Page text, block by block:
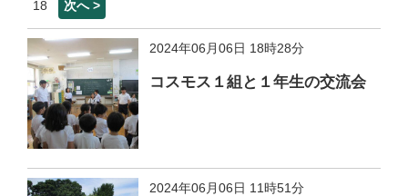
18 次へ >
2024年06月06日 18時28分
コスモス１組と１年生の交流会
2024年06月06日 11時51分